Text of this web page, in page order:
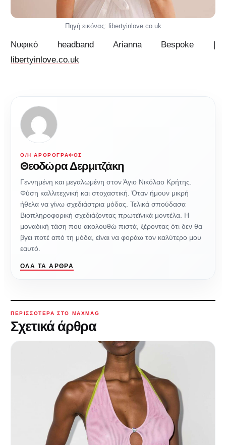
Πηγή εικόνας: libertyinlove.co.uk
Νυφικό headband Arianna Bespoke |
libertyinlove.co.uk
Ο/Η ΑΡΘΡΟΓΡΆΦΟΣ
Θεοδώρα Δερμιτζάκη
Γεννημένη και μεγαλωμένη στον Άγιο Νικόλαο Κρήτης.
Φύση καλλιτεχνική και στοχαστική. Όταν ήμουν μικρή
ήθελα να γίνω σχεδιάστρια μόδας. Τελικά σπούδασα
Βιοπληροφορική σχεδιάζοντας πρωτεϊνικά μοντέλα. Η
μοναδική τάση που ακολουθώ πιστά, ξέροντας ότι δεν θα
βγει ποτέ από τη μόδα, είναι να φοράω τον καλύτερο μου
εαυτό.
ΌΛΑ ΤΑ ΆΡΘΡΑ
ΠΕΡΙΣΣΌΤΕΡΑ ΣΤΟ MAXMAG
Σχετικά άρθρα